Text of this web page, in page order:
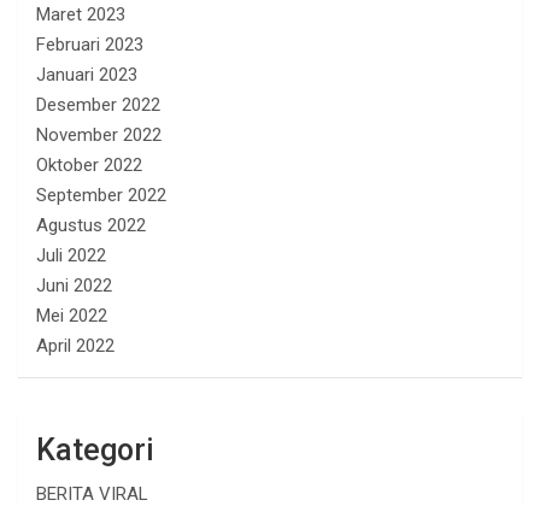
Maret 2023
Februari 2023
Januari 2023
Desember 2022
November 2022
Oktober 2022
September 2022
Agustus 2022
Juli 2022
Juni 2022
Mei 2022
April 2022
Kategori
BERITA VIRAL